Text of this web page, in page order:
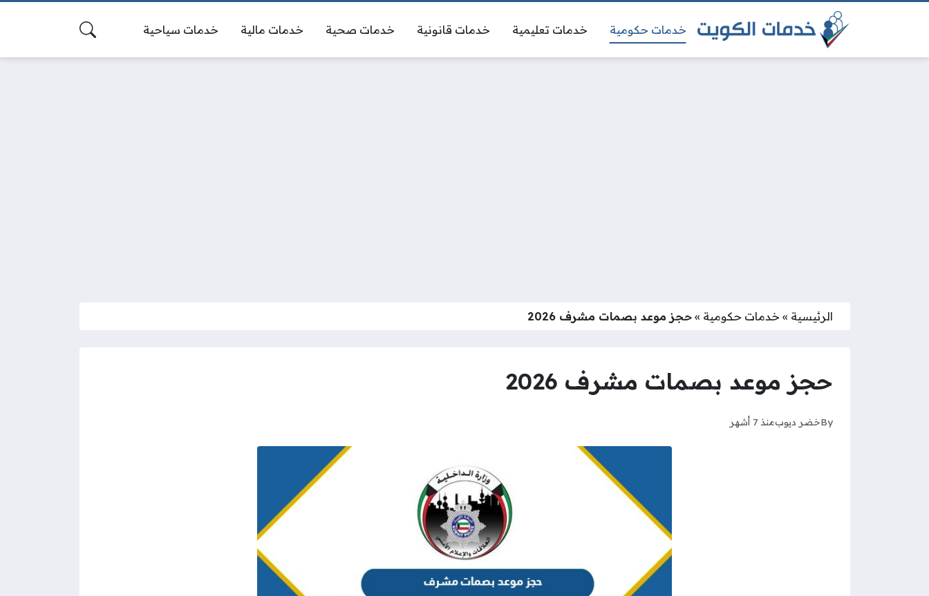
خدمات حكومية خدمات تعليمية خدمات قانونية خدمات صحية خدمات مالية خدمات سياحية
الرئيسية » خدمات حكومية »حجز موعد بصمات مشرف 2026
حجز موعد بصمات مشرف 2026
Byخضر ديوبمنذ 7 أشهر